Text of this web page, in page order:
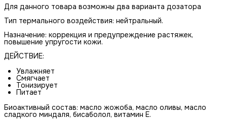
Для данного товара возможны два варианта дозатора
Тип термального воздействия: нейтральный.
Назначение: коррекция и предупреждение растяжек,
повышение упругости кожи.
ДЕЙСТВИЕ:
Увлажняет
Смягчает
Тонизирует
Питает
Биоактивный состав: масло жожоба, масло оливы, масло
сладкого миндаля, бисаболол, витамин Е.